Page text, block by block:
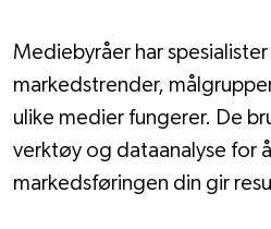
Mediebyråer har
markedstrender,
ulike medier fungerer. De
verktøy og dataanalyse for
markedsføringen din gir